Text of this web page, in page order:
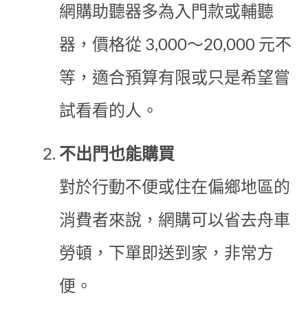
網購助聽器多為入門款或輔聽
器，價格從 3,000～20,000 元不
等，適合預算有限或只是希望嘗
試看看的人。
不出門也能購買
對於行動不便或住在偏鄉地區的
消費者來說，網購可以省去舟車
勞頓，下單即送到家，非常方
便。